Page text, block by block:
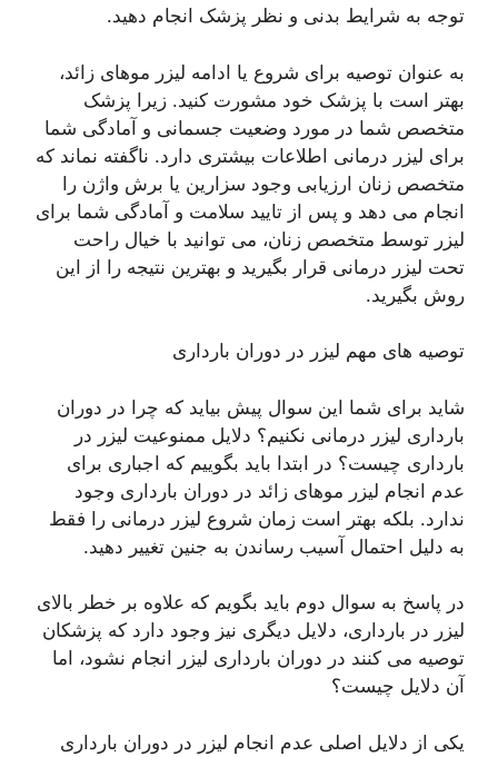
توجه به شرایط بدنی و نظر پزشک انجام دهید.
به عنوان توصیه برای شروع یا ادامه لیزر موهای زائد،
بهتر است با پزشک خود مشورت کنید. زیرا پزشک
متخصص شما در مورد وضعیت جسمانی و آمادگی شما
برای لیزر درمانی اطلاعات بیشتری دارد. ناگفته نماند که
متخصص زنان ارزیابی وجود سزارین یا برش واژن را
انجام می دهد و پس از تایید سلامت و آمادگی شما برای
لیزر توسط متخصص زنان، می توانید با خیال راحت
تحت لیزر درمانی قرار بگیرید و بهترین نتیجه را از این
روش بگیرید.
توصیه های مهم لیزر در دوران بارداری
شاید برای شما این سوال پیش بیاید که چرا در دوران
بارداری لیزر درمانی نکنیم؟ دلایل ممنوعیت لیزر در
بارداری چیست؟ در ابتدا باید بگوییم که اجباری برای
عدم انجام لیزر موهای زائد در دوران بارداری وجود
ندارد. بلکه بهتر است زمان شروع لیزر درمانی را فقط
به دلیل احتمال آسیب رساندن به جنین تغییر دهید.
در پاسخ به سوال دوم باید بگویم که علاوه بر خطر بالای
لیزر در بارداری، دلایل دیگری نیز وجود دارد که پزشکان
توصیه می کنند در دوران بارداری لیزر انجام نشود، اما
آن دلایل چیست؟
یکی از دلایل اصلی عدم انجام لیزر در دوران بارداری